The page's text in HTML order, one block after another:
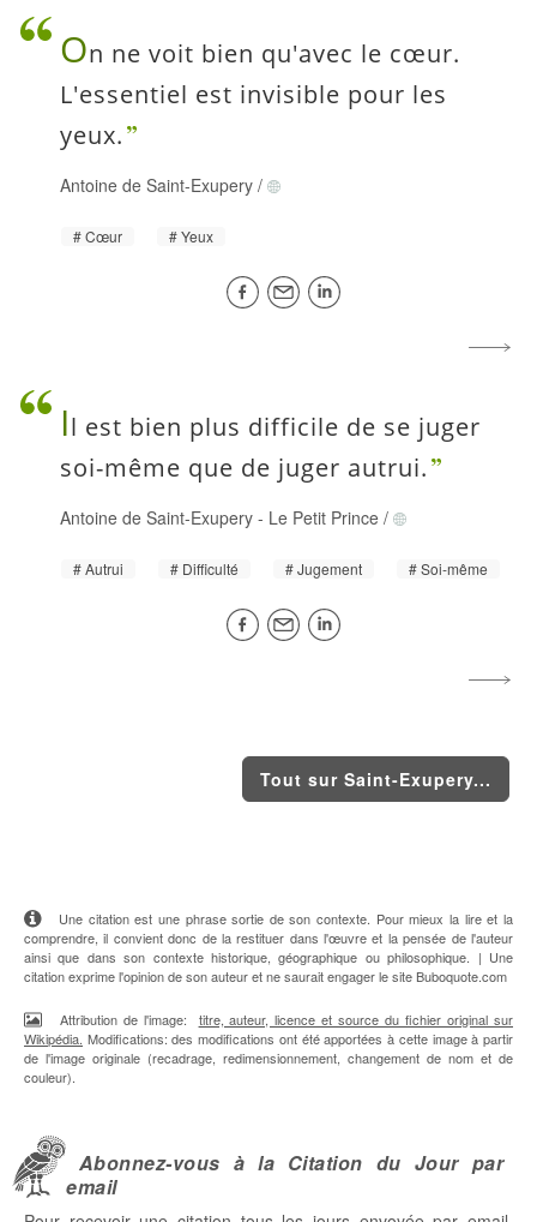
On ne voit bien qu'avec le cœur.
L'essentiel est invisible pour les
yeux.
Antoine de Saint-Exupery /
Cœur Yeux
Il est bien plus difficile de se juger
soi-même que de juger autrui.
Antoine de Saint-Exupery - Le Petit Prince /
Autrui Difficulté Jugement Soi-même
Tout sur Saint-Exupery...
Une citation est une phrase sortie de son contexte. Pour mieux la lire et la
comprendre, il convient donc de la restituer dans l'œuvre et la pensée de l'auteur
ainsi que dans son contexte historique, géographique ou philosophique. | Une
citation exprime l'opinion de son auteur et ne saurait engager le site Buboquote.com
Attribution de l'image: titre, auteur, licence et source du fichier original sur
Wikipédia. Modifications: des modifications ont été apportées à cette image à partir
de l'image originale (recadrage, redimensionnement, changement de nom et de
couleur).
Abonnez-vous à la Citation du Jour par
email